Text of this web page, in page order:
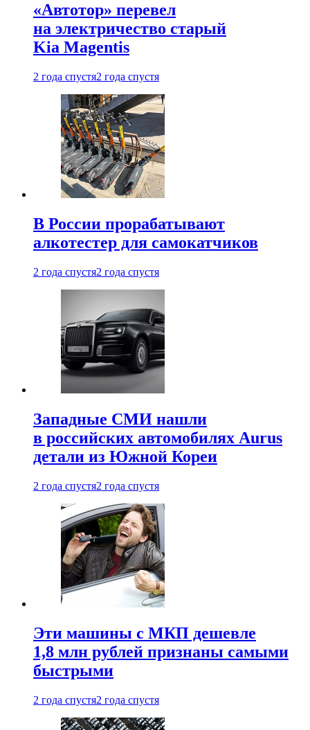
«Автотор» перевел
на электричество старый
Kia Magentis
2 года спустя2 года спустя
В России прорабатывают
алкотестер для самокатчиков
2 года спустя2 года спустя
Западные СМИ нашли
в российских автомобилях Aurus
детали из Южной Кореи
2 года спустя2 года спустя
Эти машины с МКП дешевле
1,8 млн рублей признаны самыми
быстрыми
2 года спустя2 года спустя